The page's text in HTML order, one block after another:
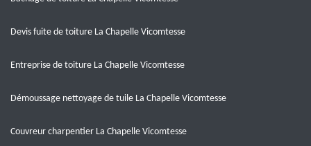
Devis fuite de toiture La Chapelle Vicomtesse
Entreprise de toiture La Chapelle Vicomtesse
Démoussage nettoyage de tuile La Chapelle Vicomtesse
Couvreur charpentier La Chapelle Vicomtesse